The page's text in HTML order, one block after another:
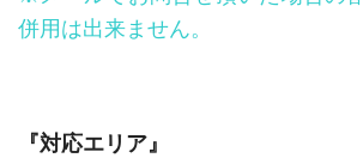
併用は出来ません。
『対応エリア』